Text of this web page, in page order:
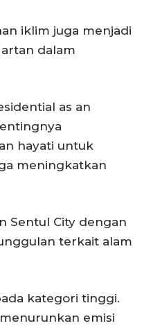
iklim juga menjadi
dalam
as an
hayati untuk
meningkatkan
Sentul City dengan
terkait alam
kategori tinggi.
emisi